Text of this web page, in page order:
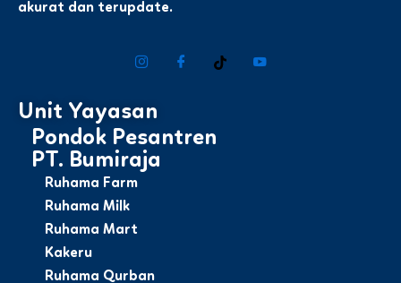
akurat dan terupdate.
Unit Yayasan
Pondok Pesantren
PT. Bumiraja
Ruhama Farm
Ruhama Milk
Ruhama Mart
Kakeru
Ruhama Qurban